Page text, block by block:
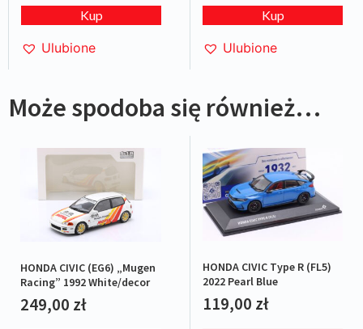
Kup
Ulubione
Kup
Ulubione
Może spodoba się również…
HONDA CIVIC (EG6) „Mugen
Racing” 1992 White/decor
249,00 zł
HONDA CIVIC Type R (FL5)
2022 Pearl Blue
119,00 zł